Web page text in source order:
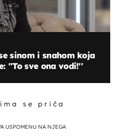
sinom i snahom koja
''To sve ona vodi!''
se priča
USPOMENU NA NJEGA